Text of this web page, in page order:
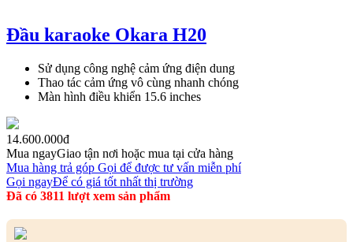
Đầu karaoke Okara H20
Sử dụng công nghệ cảm ứng điện dung
Thao tác cảm ứng vô cùng nhanh chóng
Màn hình điều khiển 15.6 inches
14.600.000đ
Mua ngayGiao tận nơi hoặc mua tại cửa hàng
Mua hàng trả góp Gọi để được tư vấn miễn phí
Gọi ngayĐể có giá tốt nhất thị trường
Đã có 3811 lượt xem sản phẩm